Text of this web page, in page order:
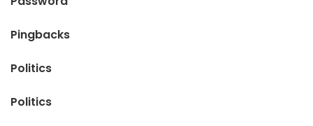
Pingbacks
Politics
Politics